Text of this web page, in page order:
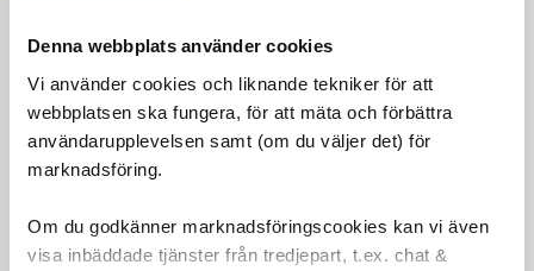
Denna webbplats använder cookies
Vi använder cookies och liknande tekniker för att
webbplatsen ska fungera, för att mäta och förbättra
användarupplevelsen samt (om du väljer det) för
marknadsföring.
Om du godkänner marknadsföringscookies kan vi även
visa inbäddade tjänster från tredjepart, t.ex. chat &
Rekommenderad för:SRAM APEX och
Omdömen
LOGGA IN FÖR ATT GE